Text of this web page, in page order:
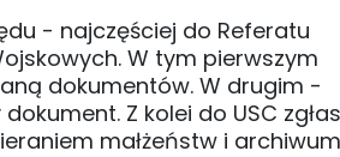
- najczęściej do Referatu
W tym pierwszym
dokumentów. W drugim -
Z kolei do USC
małżeństw i archiwum